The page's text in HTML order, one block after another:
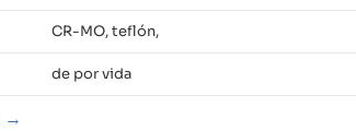
CR-MO, teflón,
de por vida